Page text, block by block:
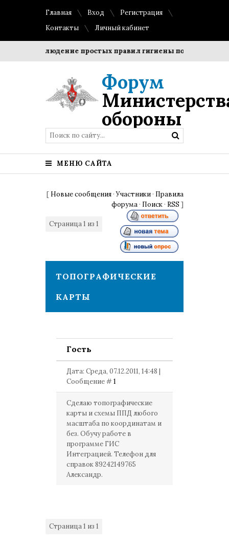
Главная Вход
Регистрация
Контакты
Личный кабинет
Соблюдение простых правил гигиены помогает
Форум
обороны
МЕНЮ САЙТА
[ Новые сообщения ·Участники · Правила
форума · Поиск · RSS ]
Страница1 из 1
ТОПОГРАФИЧЕСКИЕ
КАРТЫ
Гость
Дата: Среда, 07.12.2011, 14:48 |
Сообщение #1
Сделаю топографические
карты и схемы ППД любого
масштаба по координатам и
без. Обучу работе в
программе ГИС
Интеграцией. Телефон для
справок 89242149765
Александр.
Страница1 из 1